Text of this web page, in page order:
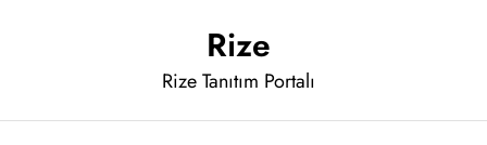
Rize
Rize Tanıtım Portalı